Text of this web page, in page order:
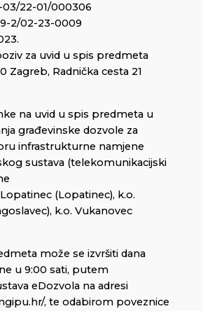
03/22-01/000306
2/02-23-0009
za uvid u spis predmeta
Zagreb, Radnička cesta 21
na uvid u spis predmeta u
građevinske dozvole za
infrastrukturne namjene
sustava (telekomunikacijski
(Lopatinec), k.o.
k.o. Vukanovec
može se izvršiti dana
u 9:00 sati, putem
eDozvola na adresi
, te odabirom poveznice